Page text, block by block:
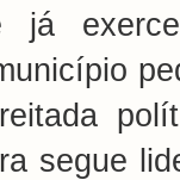
já
segue